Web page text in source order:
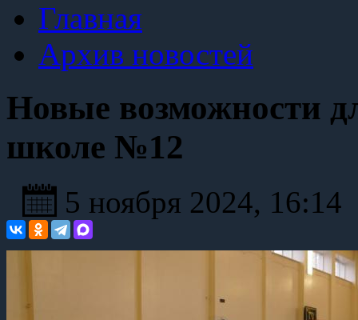
Главная
Архив новостей
Новые возможности
школе №12
5 ноября 2024, 16:14